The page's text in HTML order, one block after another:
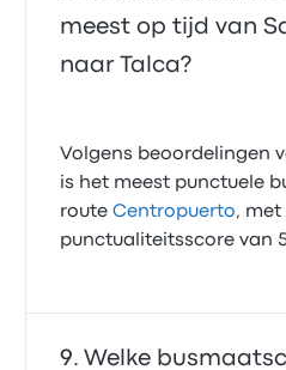
meest op tijd van
naar Talca?
Volgens beoordelingen
is het meest punctuele
routeCentropuerto, met
punctualiteitsscore van
Welke